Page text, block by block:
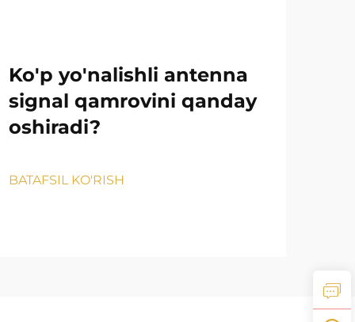
Ko'p yo'nalishli antenna
signal qamrovini qanday
oshiradi?
BATAFSIL KO'RISH